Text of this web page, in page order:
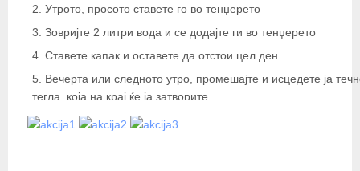
2. Утрото, просото ставете го во тенџерето
3. Зовријте 2 литри вода и се додајте ги во тенџерето
4. Ставете капак и оставете да отстои цел ден.
5. Вечерта или следното утро, промешајте и исцедете ја
тегла, која на крај ќе ја затворите.
6. Течноста пијте ја секој ден 10 до 15 дена во неограничени